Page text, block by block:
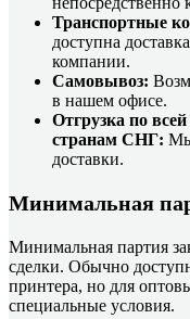
Транспортные
доступна
компании.
Самовывоз:
в нашем офисе.
Отгрузка по
странам СНГ: Мы
доставки.
Минимальная
Минимальная партия
сделки. Обычно
принтера, но для
специальные условия.